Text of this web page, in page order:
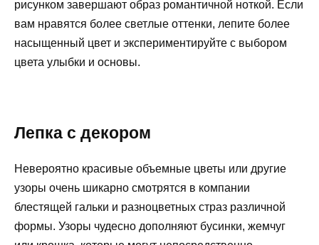
рисунком завершают образ романтичной ноткой. Если
вам нравятся более светлые оттенки, лепите более
насыщенный цвет и экспериментируйте с выбором
цвета улыбки и основы.
Лепка с декором
Невероятно красивые объемные цветы или другие
узоры очень шикарно смотрятся в компании
блестящей гальки и разноцветных страз различной
формы. Узоры чудесно дополняют бусинки, жемчуг